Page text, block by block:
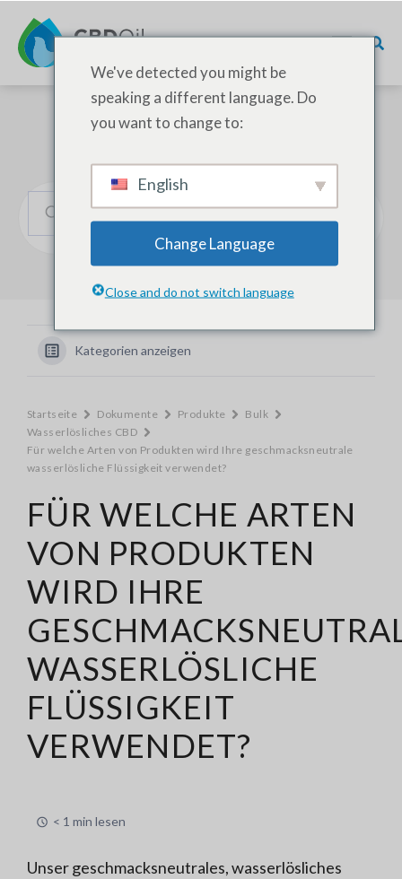
Kategorien anzeigen
Startseite Dokumente Produkte
Bulk
Wasserlösliches CBD
Für welche Arten von Produkten wird Ihre geschmacksneutrale
wasserlösliche Flüssigkeit verwendet?
FÜR WELCHE ARTEN
VON PRODUKTEN
WIRD IHRE
WASSERLÖSLICHE
FLÜSSIGKEIT
VERWENDET?
< 1 min lesen
Unser geschmacksneutrales, wasserlösliches
We've detected you might be
speaking a different language. Do
you want to change to:
English
Change Language
Close and do not switch language